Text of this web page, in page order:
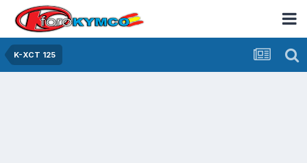
K-XCT 125